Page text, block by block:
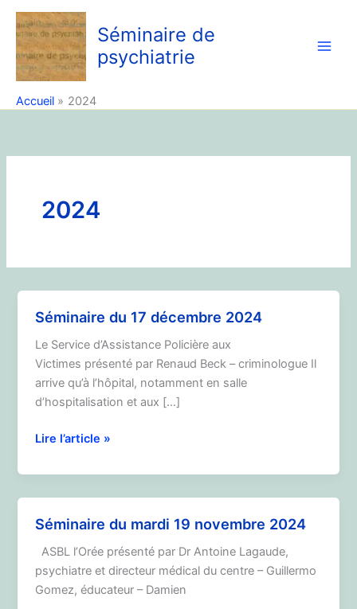
Aller
contenu
Séminaire de
psychiatrie
Accueil 2024
2024
Séminaire du 17 décembre 2024
Le Service d’Assistance Policière aux
Victimes présenté par Renaud Beck – criminologue Il
arrive qu’à l’hôpital, notamment en salle
d’hospitalisation et aux […]
Séminaire
17
décembre
2024
Lire l’article »
Séminaire du mardi 19 novembre 2024
ASBL l’Orée présenté par Dr Antoine Lagaude,
psychiatre et directeur médical du centre – Guillermo
Gomez, éducateur – Damien